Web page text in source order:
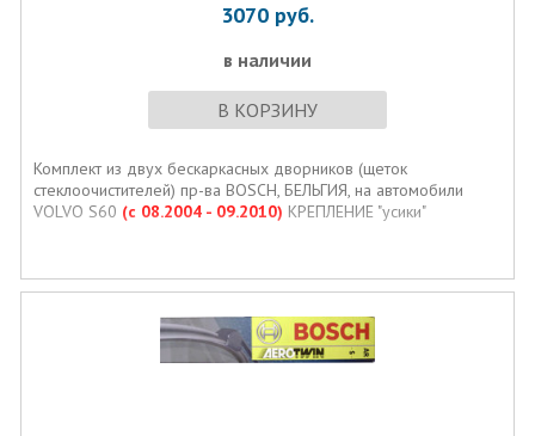
3070 руб.
в наличии
В КОРЗИНУ
Комплект из двух бескаркаcных дворников (щеток
стеклоочистителей) пр-ва BOSCH, БЕЛЬГИЯ, на автомобили
VOLVO S60 (с 08.2004 - 09.2010) КРЕПЛЕНИЕ "усики"